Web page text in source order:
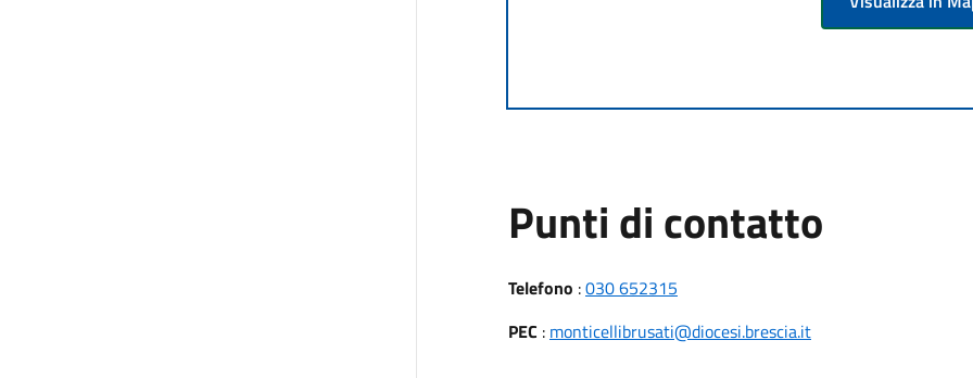
Punti di contatto
Telefono :030 652315
PEC : monticellibrusati@diocesi.brescia.it